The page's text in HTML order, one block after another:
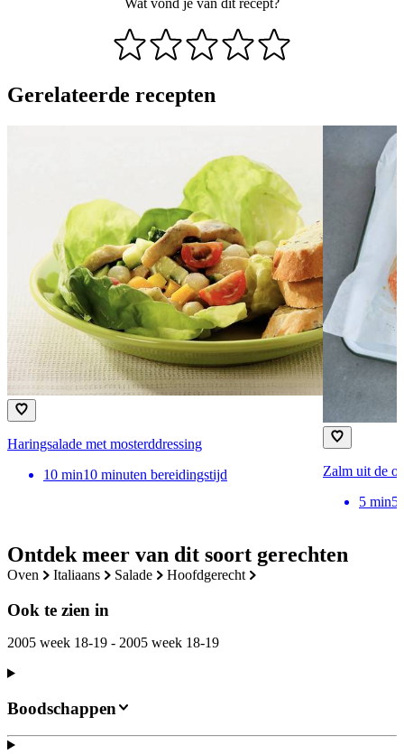
Ontdek meer van dit soort gerechten
oven italiaans salade hoofdgerecht
Ook te zien in
2005 week 18-19 - 2005 week 18-19
Wat vond je van dit recept?
Gerelateerde recepten
Haringsalade met mosterddressing
10 min10 minuten bereidingstijd
Zalm uit de
5 min5
Boodschappen